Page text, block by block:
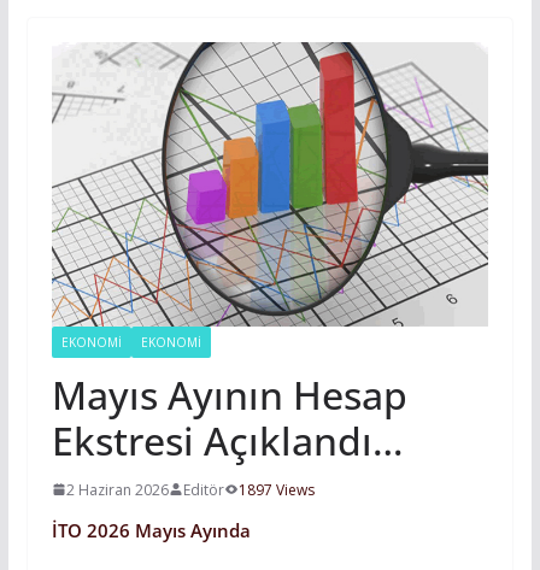
EKONOMI EKONOMİ
Mayıs Ayının Hesap
Ekstresi Açıklandı…
2 Haziran 2026 Editör 1897 Views
İTO 2026 Mayıs Ayında